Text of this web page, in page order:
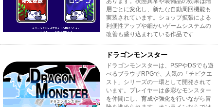
層ごとに変化し、新たな自動周回機能も
実装されています。ショップ拡張による
利便性アップや細かいゲームシステムの
改善も盛り込まれている作品です
ドラゴンモンスター
ドラゴンモンスターは、PSPやDSでも遊
べるブラウザRPGで、人気の「チビクエ
スト」シリーズの一環として開発されて
います。プレイヤーは多彩なモンスター
を仲間にし、育成や強化を行いながら冒